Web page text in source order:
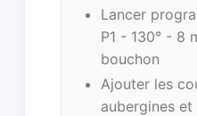
Lancer
P1 - 130° - 8
bouchon
Ajouter les
aubergines